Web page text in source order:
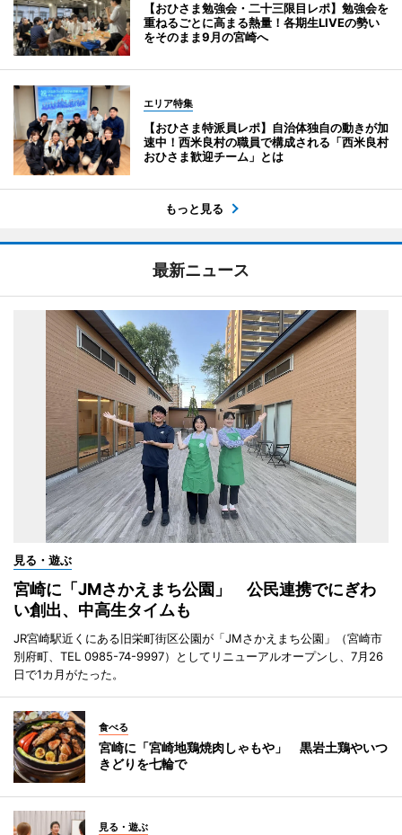
【おひさま勉強会・二十三限目レポ】勉強会を
重ねるごとに高まる熱量！各期生LIVEの勢い
をそのまま9月の宮崎へ
エリア特集
【おひさま特派員レポ】自治体独自の動きが加
速中！西米良村の職員で構成される「西米良村
おひさま歓迎チーム」とは
もっと見る
最新ニュース
見る・遊ぶ
宮崎に「JMさかえまち公園」 公民連携でにぎわ
い創出、中高生タイムも
JR宮崎駅近くにある旧栄町街区公園が「JMさかえまち公園」（宮崎市
別府町、TEL 0985-74-9997）としてリニューアルオープンし、7月26
日で1カ月がたった。
食べる
宮崎に「宮崎地鶏焼肉しゃもや」 黒岩土鶏やいつ
きどりを七輪で
見る・遊ぶ